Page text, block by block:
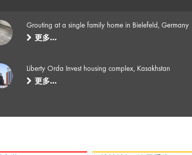
Grouting at a single family home in Bielefeld, Germany
更多…
Liberty Orda Invest housing complex, Kasakhstan
更多…